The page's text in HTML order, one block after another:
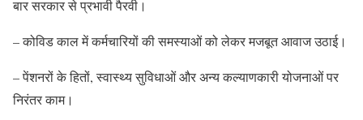
बार सरकार से प्रभावी पैरवी।
– कोविड काल में कर्मचारियों की समस्याओं को लेकर मजबूत आवाज उठाई।
– पेंशनरों के हितों, स्वास्थ्य सुविधाओं और अन्य कल्याणकारी योजनाओं पर
निरंतर काम।